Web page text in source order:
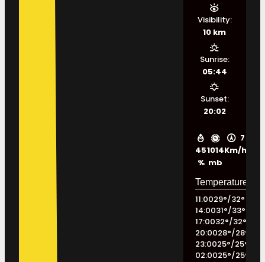
45
%
1014
mb
7
Km/h
Visibility:
10 km
Sunrise:
05:44
Sunset:
20:02
11:0029°/32°
14:0031°/33°
17:0032°/32°
20:0028°/28°
23:0025°/25°
02:0025°/25°